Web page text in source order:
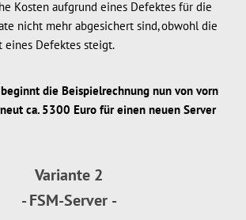
Kosten aufgrund eines Defektes für die
nicht mehr abgesichert sind, obwohl die
eines Defektes steigt.
die Beispielrechnung nun von vorn
ca. 5300 Euro für einen neuen Server
Variante 2
- FSM-Server -